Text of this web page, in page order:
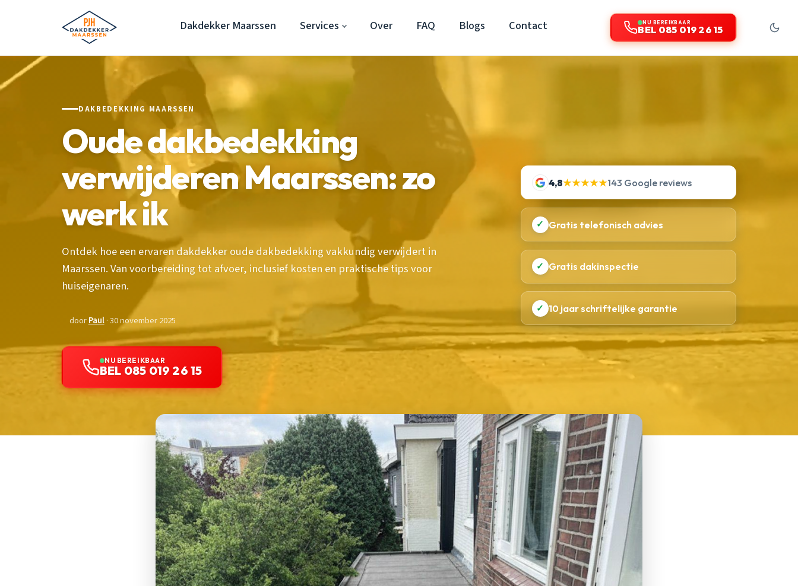
Dakdekker Maarssen Services Over FAQ Blogs Contact NU BEREIKBAAR
BEL 085 019 26 15
DAKBEDEKKING MAARSSEN
Oude dakbedekking
verwijderen Maarssen: zo
werk ik
Ontdek hoe een ervaren dakdekker oude dakbedekking vakkundig verwijdert in
Maarssen. Van voorbereiding tot afvoer, inclusief kosten en praktische tips voor
huiseigenaren.
doorPaul· 30 november 2025
NU BEREIKBAAR
BEL 085 019 26 15
4,8★★★★★143 Google reviews
✓ Gratis telefonisch advies
✓ Gratis dakinspectie
✓ 10 jaar schriftelijke garantie